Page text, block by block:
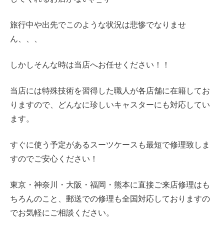
旅行中や出先でこのような状況は悲惨でなりませ
ん、、、
しかしそんな時は当店へお任せください！！
当店には特殊技術を習得した職人が各店舗に在籍してお
りますので、どんなに珍しいキャスターにも対応してい
ます。
すぐに使う予定があるスーツケースも最短で修理致しま
すのでご安心ください！
東京・神奈川・大阪・ 福岡・熊本に直接ご来店修理はも
ちろんのこと、郵送での修理も全国対応しておりますの
でお気軽にご相談ください。